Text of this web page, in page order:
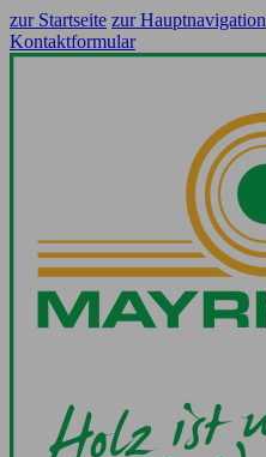
zur Startseite zur Hauptnavigation
Kontaktformular